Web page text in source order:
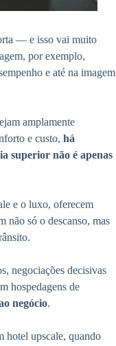
— e isso vai muito
por exemplo,
e até na imagem
amplamente
e custo, há
superior não é apenas
e o luxo, oferecem
não só o descanso, mas
negociações decisivas
hospedagens de
negócio.
hotel upscale, quando